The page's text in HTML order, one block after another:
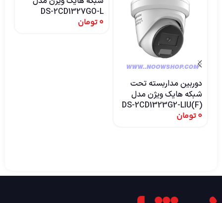
دوربین مداربسته تحت
شبکه هایک ویژن مدل
DS-2CD1323G2-LIU(F)
0تومان
DS-2CD1327GO-L
0تومان